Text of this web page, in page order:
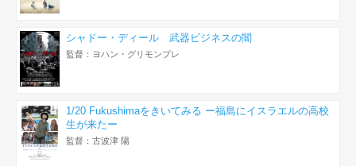
シャドー・ディール 武器ビジネスの闇
監督：ヨハン・グリモンプレ
1/20 Fukushimaをきいてみる ー福島にイスラエルの高校
生が来たー
監督：古波津 陽